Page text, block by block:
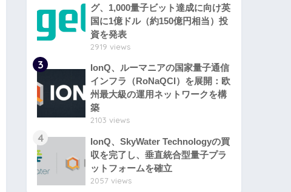
グ、1,000量子ビット達成に向け英
国に1億ドル（約150億円相当）投
資を発表
2919 views
3
IonQ、ルーマニアの国家量子通信
インフラ（RoNaQCI）を展開：欧
州最大級の運用ネットワークを構
築
2103 views
4
IonQ、SkyWater Technologyの買
収を完了し、垂直統合型量子プラ
ットフォームを確立
2057 views